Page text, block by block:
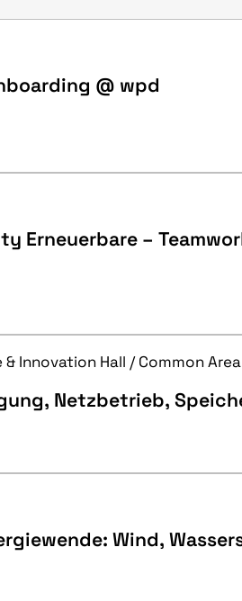
@ wpd
Erneuerbare –
Innovation Hall / Common Area
Netzbetrieb,
Wind,